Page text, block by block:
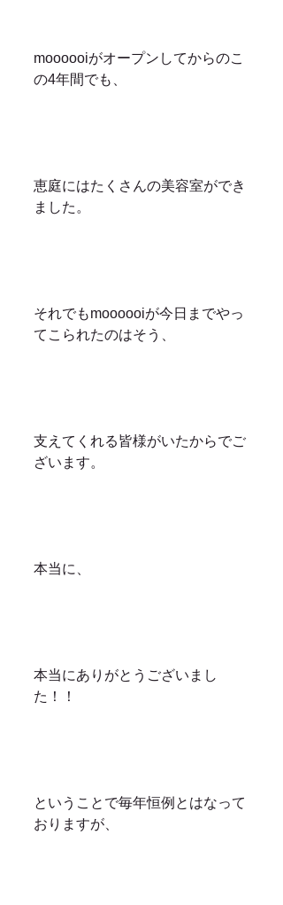
moooooiがオープンしてからのこ
の4年間でも、
恵庭にはたくさんの美容室ができ
ました。
それでもmoooooiが今日までやっ
てこられたのはそう、
支えてくれる皆様がいたからでご
ざいます。
本当に、
本当にありがとうございまし
た！！
ということで毎年恒例とはなって
おりますが、